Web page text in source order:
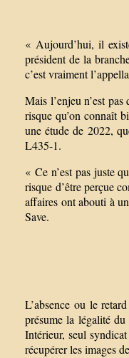
« Aujourd’hui, il
président de la
c’est vraiment
Mais l’enjeu n’est
risque qu’on connaît
une étude de 2022,
L435-1.
« Ce n’est pas juste
risque d’être perçue
affaires ont abouti à
Save.
L’absence ou le
présume la légalité
Intérieur, seul
récupérer les images